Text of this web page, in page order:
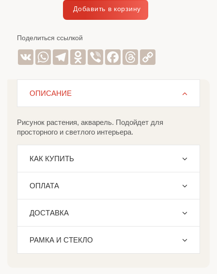
Поделиться ссылкой
VK WhatsAppTelegramOdnoklassniki
Viber Facebook
Threads
ОПИСАНИЕ
Рисунок растения, акварель. Подойдет для
просторного и светлого интерьера.
КАК КУПИТЬ
ОПЛАТА
ДОСТАВКА
РАМКА И СТЕКЛО